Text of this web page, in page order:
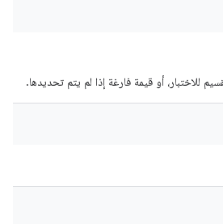
للاختبار، أو قيمة فارغة إذا لم يتم تحديدها.